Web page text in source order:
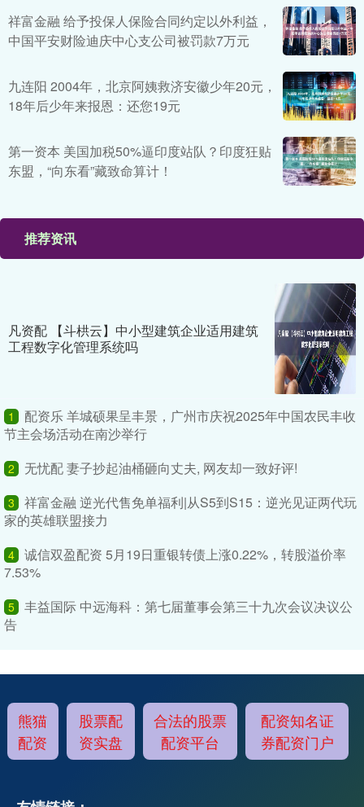
祥富金融 给予投保人保险合同约定以外利益，
中国平安财险迪庆中心支公司被罚款7万元
九连阳 2004年，北京阿姨救济安徽少年20元，
18年后少年来报恩：还您19元
第一资本 美国加税50%逼印度站队？印度狂贴
东盟，“向东看”藏致命算计！
推荐资讯
凡资配 【斗栱云】中小型建筑企业适用建筑
工程数字化管理系统吗
1
配资乐 羊城硕果呈丰景，广州市庆祝2025年中国农民丰收
节主会场活动在南沙举行
2 无忧配 妻子抄起油桶砸向丈夫, 网友却一致好评!
3
祥富金融 逆光代售免单福利|从S5到S15：逆光见证两代玩
家的英雄联盟接力
4 诚信双盈配资 5月19日重银转债上涨0.22%，转股溢价率
7.53%
5 丰益国际 中远海科：第七届董事会第三十九次会议决议公
告
熊猫
配资
股票配
资实盘
合法的股票
配资平台
配资知名证
券配资门户